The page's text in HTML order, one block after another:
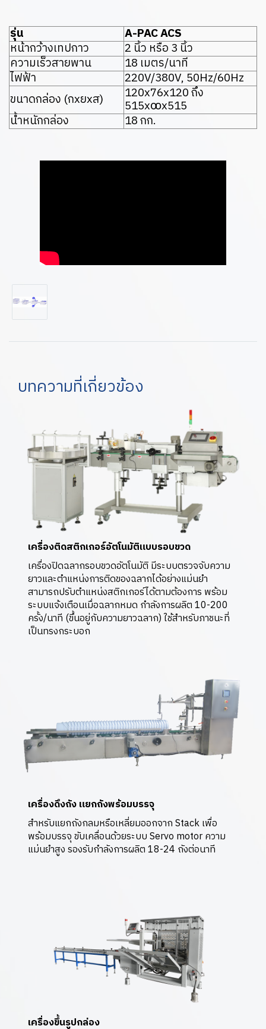
รุ่น
A-PAC ACS
หน้ากว้างเทปกาว
2 นิ้ว หรือ 3 นิ้ว
ความเร็วสายพาน
18 เมตร/นาที
ไฟฟ้า
220V/380V, 50Hz/60Hz
ขนาดกล่อง (กxยxส)
120x76x120 ถึง
515xꝏx515
น้ำหนักกล่อง
18 กก.
บทความที่เกี่ยวข้อง
เครื่องติดสติกเกอร์อัตโนมัติแบบรอบขวด
เครื่องปิดฉลากรอบขวดอัตโนมัติ มีระบบตรวจจับความ
ยาวและตำแหน่งการติดของฉลากได้อย่างแม่นยำ
สามารถปรับตำแหน่งสติกเกอร์ได้ตามต้องการ พร้อม
ระบบแจ้งเตือนเมื่อฉลากหมด กำลังการผลิต 10-200
ครั้ง/นาที (ขึ้นอยู่กับความยาวฉลาก) ใช้สำหรับภาชนะที่
เป็นทรงกระบอก
เครื่องดึงถัง แยกถังพร้อมบรรจุ
สำหรับแยกถังกลมหรือเหลี่ยมออกจาก Stack เพื่อ
พร้อมบรรจุ ขับเคลื่อนด้วยระบบ Servo motor ความ
แม่นยำสูง รองรับกำลังการผลิต 18-24 ถังต่อนาที
เครื่องขึ้นรูปกล่อง